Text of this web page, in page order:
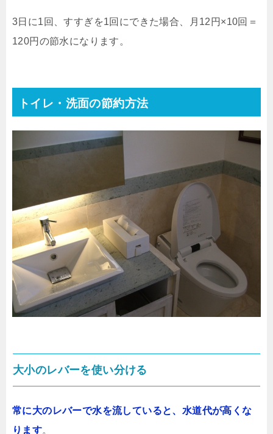
3日に1回、すすぎを1回にできた場合、月12円×10回＝
120円の節水になります。
トイレ・洗面の節約方法
大小のレバーを使い分ける
常に大のレバーで水を流していると、水道代が高くな
ります。